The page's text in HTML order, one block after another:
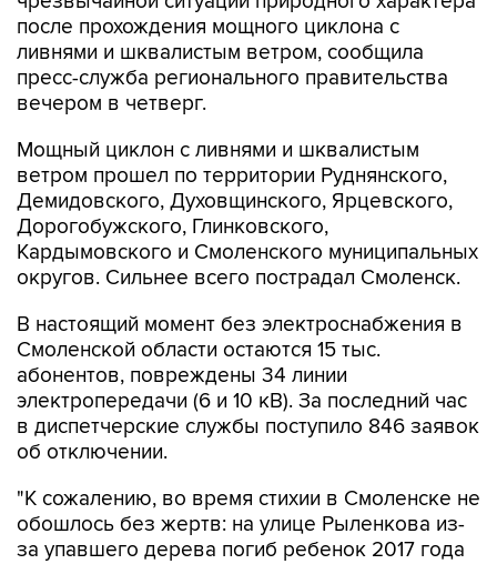
после прохождения мощного циклона с
ливнями и шквалистым ветром, сообщила
пресс-служба регионального правительства
вечером в четверг.
Мощный циклон с ливнями и шквалистым
ветром прошел по территории Руднянского,
Демидовского, Духовщинского, Ярцевского,
Дорогобужского, Глинковского,
Кардымовского и Смоленского муниципальных
округов. Сильнее всего пострадал Смоленск.
В настоящий момент без электроснабжения в
Смоленской области остаются 15 тыс.
абонентов, повреждены 34 линии
электропередачи (6 и 10 кВ). За последний час
в диспетчерские службы поступило 846 заявок
об отключении.
"К сожалению, во время стихии в Смоленске не
обошлось без жертв: на улице Рыленкова из-
за упавшего дерева погиб ребенок 2017 года